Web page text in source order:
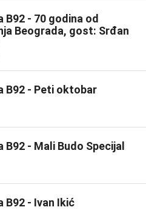
B92 - 70 godina od
Beograda, gost: Srđan
B92 - Peti oktobar
B92 - Mali Budo Specijal
B92 - Ivan Ikić